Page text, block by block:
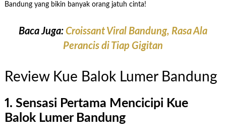
Bandung yang bikin banyak orang jatuh cinta!
Baca Juga: Croissant Viral Bandung, Rasa Ala
Perancis di Tiap Gigitan
Review Kue Balok Lumer Bandung
1. Sensasi Pertama Mencicipi Kue
Balok Lumer Bandung